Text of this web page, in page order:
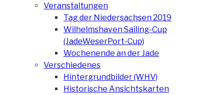
Veranstaltungen
Tag der Niedersachsen 2019
Wilhelmshaven Sailing-Cup
(JadeWeserPort-Cup)
Wochenende an der Jade
Verschiedenes
Hintergrundbilder (WHV)
Historische Ansichtskarten